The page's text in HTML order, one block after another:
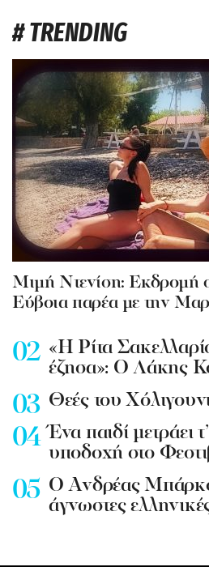
# TRENDING
Mιμή Ντενίση: Εκδρομή
Εύβοια παρέα με την
«Η Ρίτα
έζησα»: Ο Λάκης
Θεές του
Ένα παιδί μετράει
υποδοχή στο
Ο Ανδρέας
άγνωστες